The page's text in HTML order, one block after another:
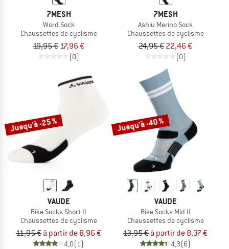
7MESH
Word Sock
Chaussettes de cyclisme
19,95 € 17,96 €
(0)
7MESH
Ashlu Merino Sock
Chaussettes de cyclisme
24,95 € 22,46 €
(0)
Jusqu'à -25 %
VAUDE
Bike Socks Short II
Chaussettes de cyclisme
11,95 € à partir de 8,96 €
4,0(1)
Jusqu'à -40 %
VAUDE
Bike Socks Mid II
Chaussettes de cyclisme
13,95 € à partir de 8,37 €
4,3(6)